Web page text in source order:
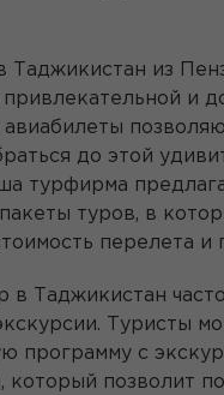
Таджикистан из
и
до этой
турфирма
туров, в
перелета и
в Таджикистан
Туристы
программу с
который позволит